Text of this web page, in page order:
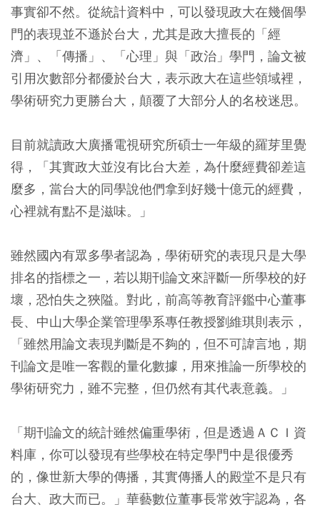
事實卻不然。從統計資料中，可以發現政大在幾個學
門的表現並不遜於台大，尤其是政大擅長的「經
濟」、「傳播」、「心理」與「政治」學門，論文被
引用次數部分都優於台大，表示政大在這些領域裡，
學術研究力更勝台大，顛覆了大部分人的名校迷思。
目前就讀政大廣播電視研究所碩士一年級的羅芽里覺
得，「其實政大並沒有比台大差，為什麼經費卻差這
麼多，當台大的同學說他們拿到好幾十億元的經費，
心裡就有點不是滋味。」
雖然國內有眾多學者認為，學術研究的表現只是大學
排名的指標之一，若以期刊論文來評斷一所學校的好
壞，恐怕失之狹隘。對此，前高等教育評鑑中心董事
長、中山大學企業管理學系專任教授劉維琪則表示，
「雖然用論文表現判斷是不夠的，但不可諱言地，期
刊論文是唯一客觀的量化數據，用來推論一所學校的
學術研究力，雖不完整，但仍然有其代表意義。」
「期刊論文的統計雖然偏重學術，但是透過ＡＣＩ資
料庫，你可以發現有些學校在特定學門中是很優秀
的，像世新大學的傳播，其實傳播人的殿堂不是只有
台大、政大而已。」華藝數位董事長常效宇認為，各